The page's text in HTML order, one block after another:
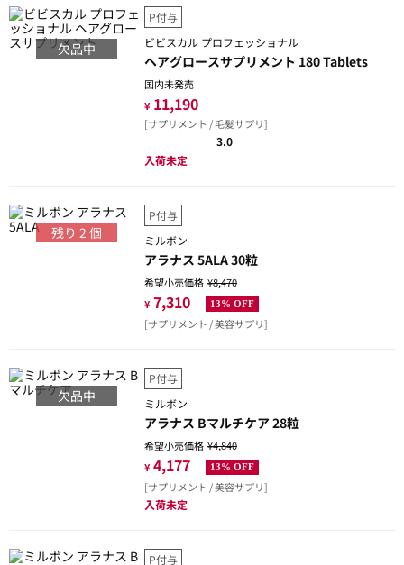
欠品中
P付与
ビビスカル プロフェッショナル
ヘアグロースサプリメント 180 Tablets
国内未発売
¥ 11,190
[サプリメント / 毛髪サプリ]
3.0
入荷未定
残り 2 個
P付与
ミルボン
アラナス 5ALA 30粒
希望小売価格¥8,470
¥ 7,310 13% OFF
[サプリメント / 美容サプリ]
欠品中
P付与
ミルボン
アラナス Bマルチケア 28粒
希望小売価格¥4,840
¥ 4,177 13% OFF
[サプリメント / 美容サプリ]
入荷未定
P付与